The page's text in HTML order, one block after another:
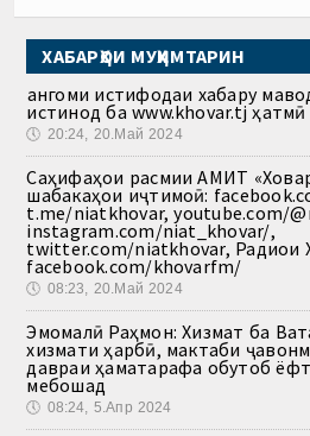
ХАБАРҲОИ МУҲИМТАРИН
Ҳангоми истифодаи хабару
истинод ба www.khovar.tj ҳатмӣ
🕔 20:24, 20.Май 2024
Саҳифаҳои расмии АМИТ
шабакаҳои иҷтимоӣ:
t.me/niatkhovar, youtube.com/
instagram.com/niat_khovar/,
twitter.com/niatkhovar, Радиои
facebook.com/khovarfm/
🕔 08:23, 20.Май 2024
Эмомалӣ Раҳмон: Хизмат ба
хизмати ҳарбӣ, мактаби
давраи ҳаматарафа обутоб
мебошад
🕔 08:24, 5.Апр 2024